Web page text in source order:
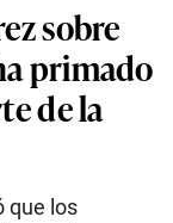
sobre
primado
de la
que los